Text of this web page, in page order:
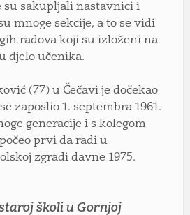
su sakupljali nastavnici i
mnoge sekcije, a to se vidi
radova koji su izloženi na
djelo učenika.
(77) u Čečavi je dočekao
zaposlio 1. septembra 1961.
generacije i s kolegom
prvi da radi u
zgradi davne 1975.
školi u Gornjoj